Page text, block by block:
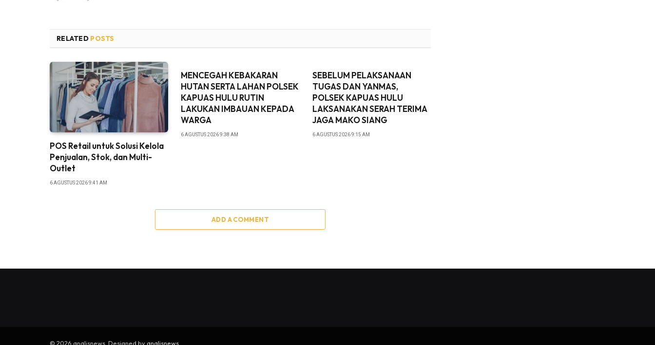
RELATED POSTS
POS Retail untuk Solusi Kelola
Penjualan, Stok, dan Multi-
Outlet
6 AGUSTUS 2026 9:41 AM
MENCEGAH KEBAKARAN
HUTAN SERTA LAHAN POLSEK
KAPUAS HULU RUTIN
LAKUKAN IMBAUAN KEPADA
WARGA
6 AGUSTUS 2026 9:38 AM
SEBELUM PELAKSANAAN
TUGAS DAN YANMAS,
POLSEK KAPUAS HULU
LAKSANAKAN SERAH TERIMA
JAGA MAKO SIANG
6 AGUSTUS 2026 9:15 AM
ADD A COMMENT
© 2026 analisnews. Designed by analisnews